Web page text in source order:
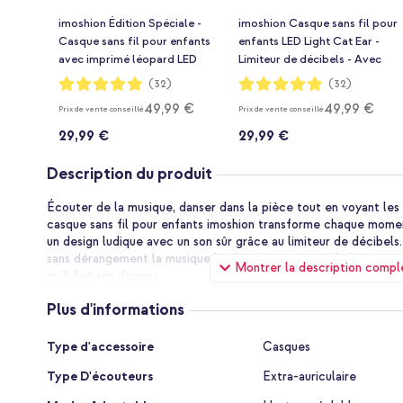
imoshion Édition Spéciale -
Casque sans fil pour enfants
avec imprimé léopard LED
Light Cat Ear - Limiteur de
décibels - Avec câble AUX -
Léopard
Notation:
97%
(32)
Prix de vente conseillé49,99 €
29,99 €
imoshion Casque sans fil pour
enfants LED Light Cat Ear -
Limiteur de décibels - Avec
câble AUX - Lavender Lilac
Notation:
97%
(32)
Prix de vente conseillé49,99 €
29,99 €
Description du produit
Montrer la description
Écouter de la musique, danser dans la pièce tout en voyant
casque sans fil pour enfants imoshion transforme chaque
un design ludique avec un son sûr grâce au limiteur de
sans dérangement la musique la plus amusante ; sur la
Son sûr pour les jeunes oreilles
n'est pas nécessaire d'augmenter le volume pour bien tout
facilement contrôler le volume à l'aide des boutons sur le côté.
Plus d'informations
Plus
Type d'accessoire
Casques
Type D'écouteurs
Extra-auriculaire